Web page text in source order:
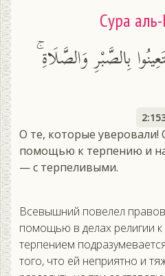
Сура
بِالصَّبْرِ وَالصَّلَاةِ
О те, которые уверовали!
помощью к терпению и
— с терпеливыми.
Всевышний повелел
помощью в делах религии
терпением
того, что ей неприятно и